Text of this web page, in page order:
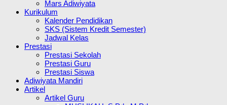
Mars Adiwiyata
Kurikulum
Kalender Pendidikan
SKS (Sistem Kredit Semester)
Jadwal Kelas
Prestasi
Prestasi Sekolah
Prestasi Guru
Prestasi Siswa
Adiwiyata Mandiri
Artikel
Artikel Guru